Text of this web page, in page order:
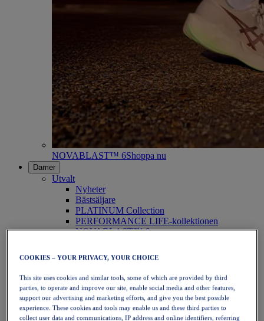
NOVABLAST™ 6Shoppa nu
Damer
Utvalt
Nyheter
Bästsäljare
PLATINUM Collection
PERFORMANCE LIFE-kollektionen
NOVABLAST™ 6
Löpning
Traillöpning
Tennis
Volleyboll
Handboll
Padel
Nätboll
COOKIES – YOUR PRIVACY, YOUR CHOICE
This site uses cookies and similar tools, some of which are provided by third
parties, to operate and improve our site, enable social media and other features,
support our advertising and marketing efforts, and give you the best possible
experience. These cookies and tools may enable us and these third parties to
collect user data and communications, IP address and online identifiers, referring